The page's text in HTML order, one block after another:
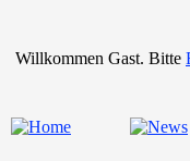
Willkommen Gast. Bitte